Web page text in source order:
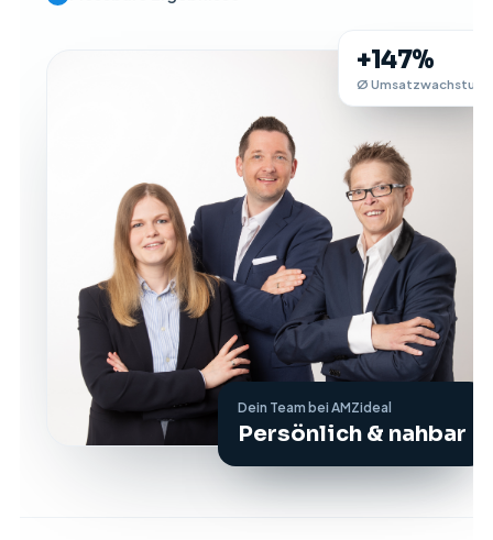
Dein Team bei AMZideal
Persönlich & nahbar
+147%
Ø Umsatzwachstum